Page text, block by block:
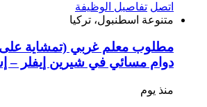
اتصل تفاصيل الوظيفة
متنوعة اسطنبول، تركيا
مطلوب معلم غربي (تمشاية
دوام مسائي في شيرين إيفلر –
منذ يوم